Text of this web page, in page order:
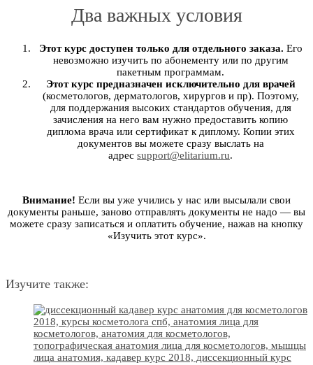
Два важных условия
Этот курс доступен только для отдельного заказа. Его
невозможно изучить по абонементу или по другим
пакетным программам.
Этот курс предназначен исключительно для врачей
(косметологов, дерматологов, хирургов и пр). Поэтому,
для поддержания высоких стандартов обучения, для
зачисления на него вам нужно предоставить копию
диплома врача или сертификат к диплому. Копии этих
документов вы можете сразу выслать на
адрес support@elitarium.ru.
Внимание! Если вы уже учились у нас или высылали свои
документы раньше, заново отправлять документы не надо — вы
можете сразу записаться и оплатить обучение, нажав на кнопку
«Изучить этот курс».
Изучите также: